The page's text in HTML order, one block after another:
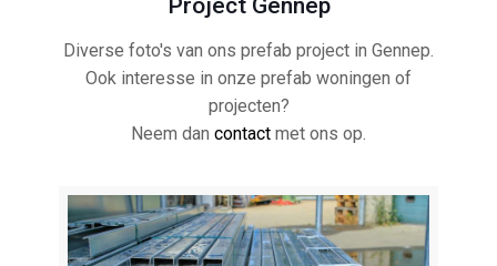
Project Gennep
Diverse foto's van ons prefab project in Gennep.
Ook interesse in onze prefab woningen of
projecten?
Neem dan contact met ons op.